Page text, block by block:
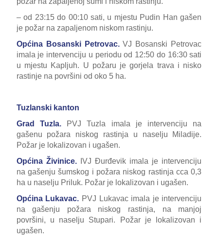
– od 23:15 do 00:10 sati, u mjestu Pudin Han gašen
je požar na zapaljenom niskom rastinju.
Općina Bosanski Petrovac.VJ Bosanski Petrovac
imala je intervenciju u periodu od 12:50 do 16:30 sati
u mjestu Kapljuh. U požaru je gorjela trava i nisko
rastinje na površini od oko 5 ha.
Tuzlanski kanton
Grad Tuzla.PVJ Tuzla imala je intervenciju na
gašenu požara niskog rastinja u naselju Miladije.
Požar je lokalizovan i ugašen.
Općina Živinice.IVJ Đurđevik imala je intervenciju
na gašenju šumskog i požara niskog rastinja cca 0,3
ha u naselju Priluk. Požar je lokalizovan i ugašen.
Općina Lukavac. PVJ Lukavac imala je intervenciju
na gašenju požara niskog rastinja, na manjoj
površini, u naselju Stupari. Požar je lokalizovan i
ugašen.